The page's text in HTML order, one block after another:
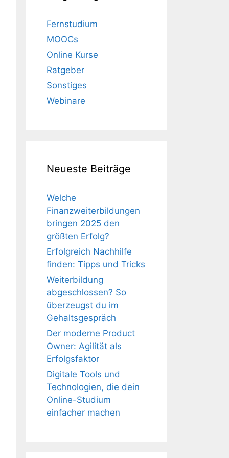
Fernstudium
MOOCs
Online Kurse
Ratgeber
Sonstiges
Webinare
Neueste Beiträge
Welche
Finanzweiterbildungen
bringen 2025 den
größten Erfolg?
Erfolgreich Nachhilfe
finden: Tipps und Tricks
Weiterbildung
abgeschlossen? So
überzeugst du im
Gehaltsgespräch
Der moderne Product
Owner: Agilität als
Erfolgsfaktor
Digitale Tools und
Technologien, die dein
Online-Studium
einfacher machen